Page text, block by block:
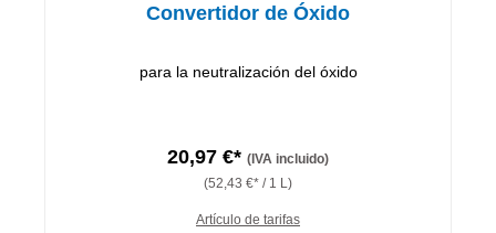
Convertidor de Óxido
para la neutralización del óxido
20,97 €* (IVA incluido)
(52,43 €* / 1 L)
Artículo de tarifas